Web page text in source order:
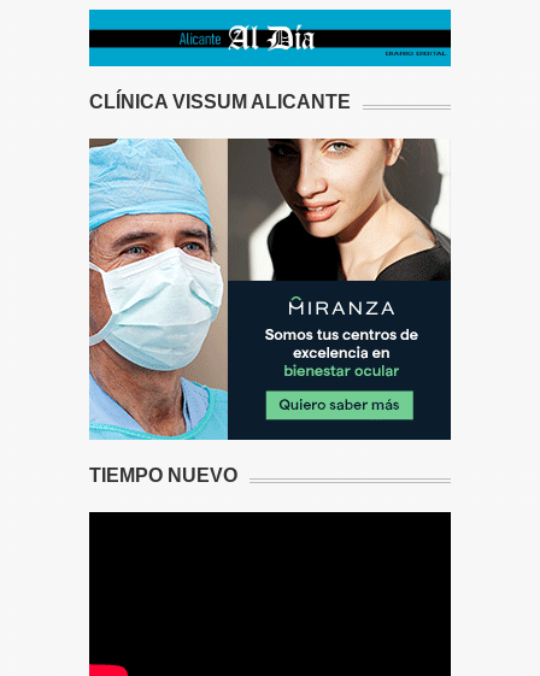
CLÍNICA VISSUM ALICANTE
TIEMPO NUEVO